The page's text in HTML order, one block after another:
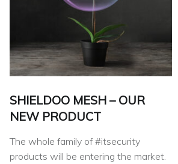
SHIELDOO MESH – OUR
NEW PRODUCT
The whole family of #itsecurity
products will be entering the market.